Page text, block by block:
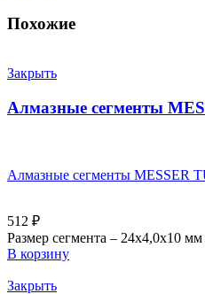
Похожие
Закрыть
Алмазные сегменты
Алмазные сегменты MESSER
512 ₽
Размер сегмента – 24х4,0х10
В корзину
Закрыть